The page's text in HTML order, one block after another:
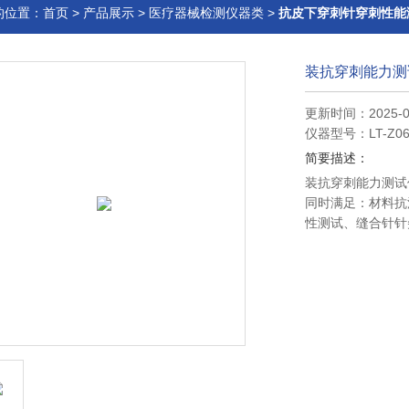
置： 首页 > 产品展示 > 医疗器械检测仪器类 > 抗皮下穿刺针穿刺性
装抗穿刺能力
更新时间：2025-
仪器型号：LT-
简要描述：
装抗穿刺能力测
同时满足：材料
性测试、缝合针